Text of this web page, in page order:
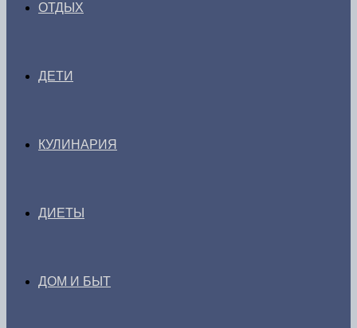
ОТДЫХ
ДЕТИ
КУЛИНАРИЯ
ДИЕТЫ
ДОМ И БЫТ